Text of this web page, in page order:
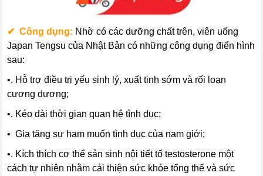
✔ Công dụng: Nhờ có các dưỡng chất trên, viên uống
Japan Tengsu của Nhật Bản có những công dụng điển hình
sau:
•. Hỗ trợ điều trị yếu sinh lý, xuất tinh sớm và rối loạn
cương dương;
•. Kéo dài thời gian quan hệ tình dục;
• Gia tăng sự ham muốn tình dục của nam giới;
•. Kích thích cơ thể sản sinh nội tiết tố testosterone một
cách tự nhiên nhằm cải thiện sức khỏe tổng thể và sức